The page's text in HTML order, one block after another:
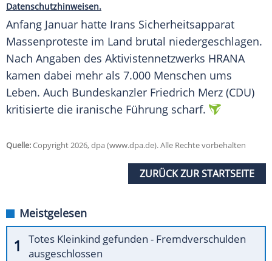
Datenschutzhinweisen.
Anfang Januar hatte Irans Sicherheitsapparat
Massenproteste im Land brutal niedergeschlagen.
Nach Angaben des Aktivistennetzwerks HRANA
kamen dabei mehr als 7.000 Menschen ums
Leben. Auch Bundeskanzler Friedrich Merz (CDU)
kritisierte die iranische Führung scharf.
Quelle:Copyright 2026, dpa (www.dpa.de). Alle Rechte vorbehalten
ZURÜCK ZUR STARTSEITE
Meistgelesen
Totes Kleinkind gefunden - Fremdverschulden
ausgeschlossen